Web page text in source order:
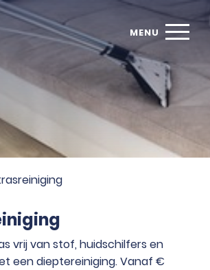
vrij van stof, huidschilfers en
eendieptereiniging. Vanaf €